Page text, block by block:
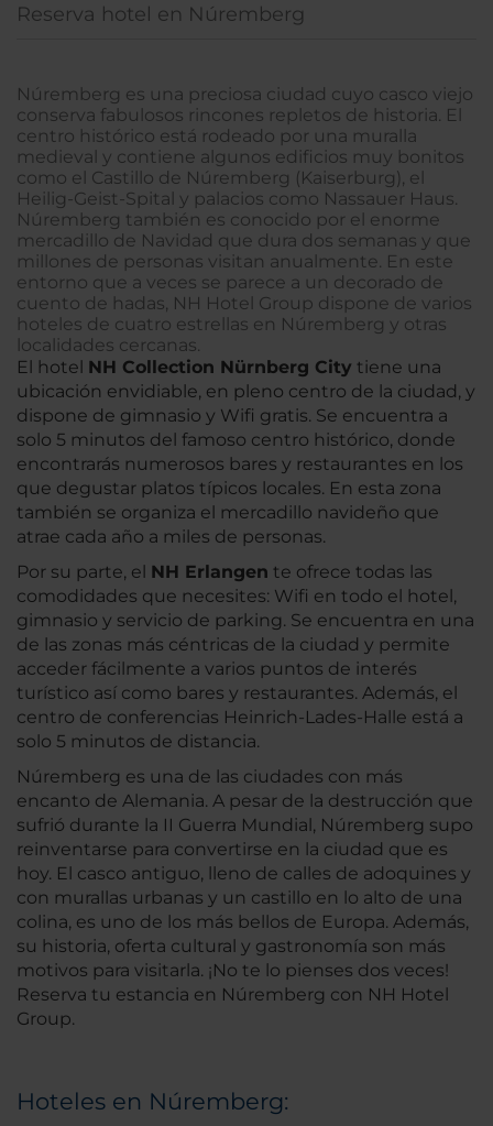
Reserva hotel en Núremberg
Núremberg es una preciosa ciudad cuyo casco viejo
conserva fabulosos rincones repletos de historia. El
centro histórico está rodeado por una muralla
medieval y contiene algunos edificios muy bonitos
como el Castillo de Núremberg (Kaiserburg), el
Heilig-Geist-Spital y palacios como Nassauer Haus.
Núremberg también es conocido por el enorme
mercadillo de Navidad que dura dos semanas y que
millones de personas visitan anualmente. En este
entorno que a veces se parece a un decorado de
cuento de hadas, NH Hotel Group dispone de varios
hoteles de cuatro estrellas en Núremberg y otras
localidades cercanas.
El hotel NH Collection Nürnberg City tiene una
ubicación envidiable, en pleno centro de la ciudad, y
dispone de gimnasio y Wifi gratis. Se encuentra a
solo 5 minutos del famoso centro histórico, donde
encontrarás numerosos bares y restaurantes en los
que degustar platos típicos locales. En esta zona
también se organiza el mercadillo navideño que
atrae cada año a miles de personas.
Por su parte, el NH Erlangen te ofrece todas las
comodidades que necesites: Wifi en todo el hotel,
gimnasio y servicio de parking. Se encuentra en una
de las zonas más céntricas de la ciudad y permite
acceder fácilmente a varios puntos de interés
turístico así como bares y restaurantes. Además, el
centro de conferencias Heinrich-Lades-Halle está a
solo 5 minutos de distancia.
Núremberg es una de las ciudades con más
encanto de Alemania. A pesar de la destrucción que
sufrió durante la II Guerra Mundial, Núremberg supo
reinventarse para convertirse en la ciudad que es
hoy. El casco antiguo, lleno de calles de adoquines y
con murallas urbanas y un castillo en lo alto de una
colina, es uno de los más bellos de Europa. Además,
su historia, oferta cultural y gastronomía son más
motivos para visitarla. ¡No te lo pienses dos veces!
Reserva tu estancia en Núremberg con NH Hotel
Group.
Hoteles en Núremberg: